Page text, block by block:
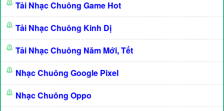
Tải Nhạc Chuông Game Hot
Tải Nhạc Chuông Kinh Dị
Tải Nhạc Chuông Năm Mới, Tết
Nhạc Chuông Google Pixel
Nhạc Chuông Oppo